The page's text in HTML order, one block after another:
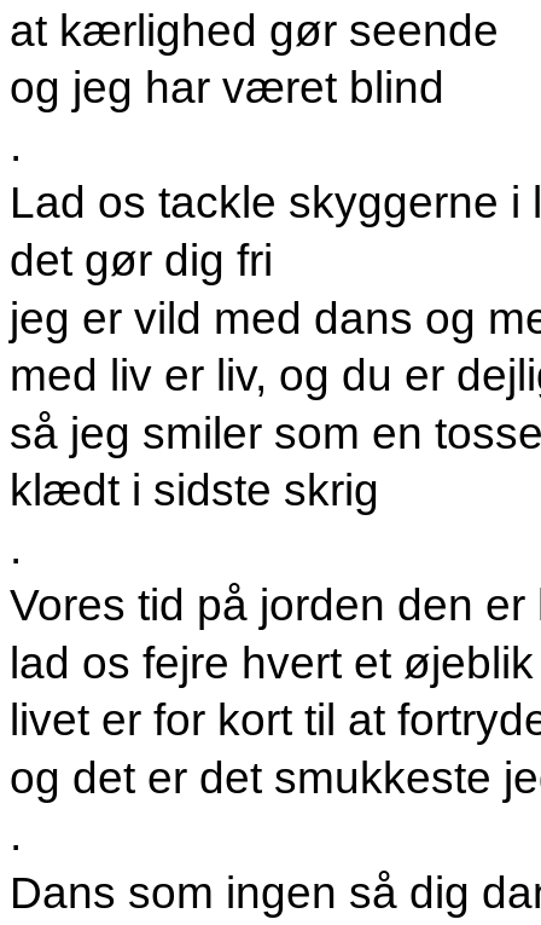
at kærlighed gør seende
og jeg har været blind
.
Lad os tackle skyggerne
det gør dig fri
jeg er vild med dans og
med liv er liv, og du er
så jeg smiler som en
klædt i sidste skrig
.
Vores tid på jorden den er
lad os fejre hvert et øjeblik
livet er for kort til at
og det er det smukkeste
.
Dans som ingen så dig